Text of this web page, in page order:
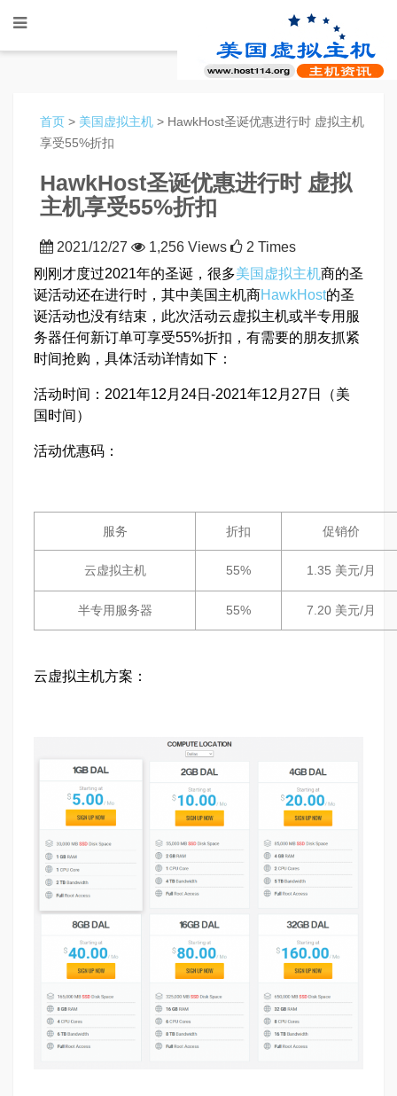
首页 > 美国虚拟主机 > HawkHost圣诞优惠进行时 虚拟主机
享受55%折扣
HawkHost圣诞优惠进行时 虚拟
主机享受55%折扣
2021/12/27 1,256 Views
2 Times
刚刚才度过2021年的圣诞，很多美国虚拟主机商的圣
诞活动还在进行时，其中美国主机商HawkHost的圣
诞活动也没有结束，此次活动云虚拟主机或半专用服
务器任何新订单可享受55%折扣，有需要的朋友抓紧
时间抢购，具体活动详情如下：
活动时间：2021年12月24日-2021年12月27日（美
国时间）
活动优惠码：
服务 折扣 促销价
云虚拟主机 55% 1.35 美元/月
半专用服务器 55% 7.20 美元/月
云虚拟主机方案：